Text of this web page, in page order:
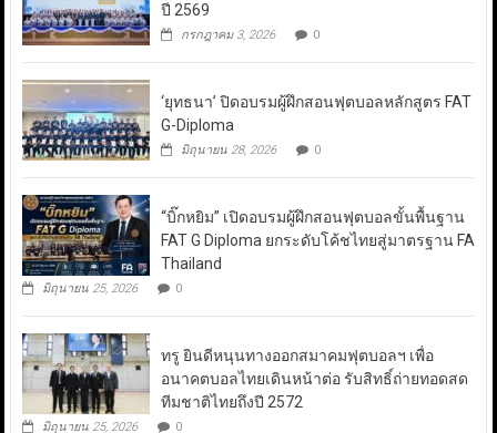
ปี 2569
กรกฎาคม 3, 2026 0
‘ยุทธนา’ ปิดอบรมผู้ฝึกสอนฟุตบอลหลักสูตร FAT
G-Diploma
มิถุนายน 28, 2026 0
“บิ๊กหยิม” เปิดอบรมผู้ฝึกสอนฟุตบอลขั้นพื้นฐาน
FAT G Diploma ยกระดับโค้ชไทยสู่มาตรฐาน FA
Thailand
มิถุนายน 25, 2026 0
ทรู ยินดีหนุนทางออกสมาคมฟุตบอลฯ เพื่อ
อนาคตบอลไทยเดินหน้าต่อ รับสิทธิ์ถ่ายทอดสด
ทีมชาติไทยถึงปี 2572
มิถุนายน 25, 2026 0